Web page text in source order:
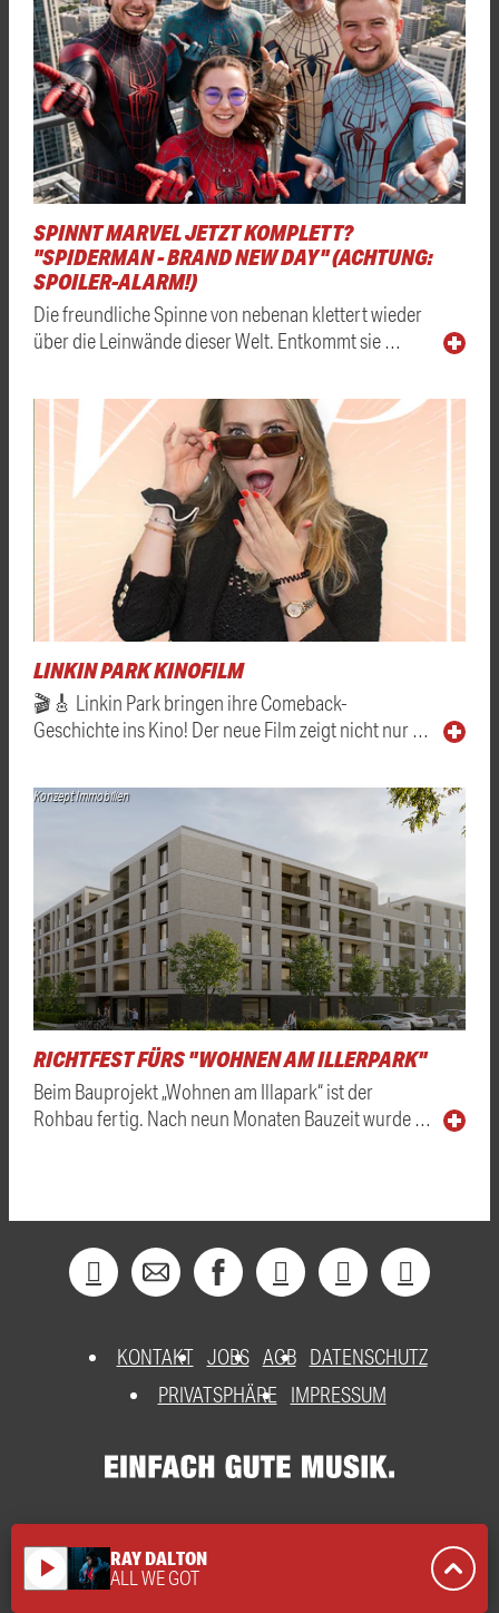
SPINNT MARVEL JETZT KOMPLETT?
"SPIDERMAN - BRAND NEW DAY" (ACHTUNG:
SPOILER-ALARM!)
Die freundliche Spinne von nebenan klettert wieder
über die Leinwände dieser Welt. Entkommt sie …
LINKIN PARK KINOFILM
🎬🎸 Linkin Park bringen ihre Comeback-
Geschichte ins Kino! Der neue Film zeigt nicht nur …
Konzept Immobilien
RICHTFEST FÜRS "WOHNEN AM ILLERPARK"
Beim Bauprojekt „Wohnen am Illapark“ ist der
Rohbau fertig. Nach neun Monaten Bauzeit wurde …
KONTAKT JOBS AGB DATENSCHUTZ
PRIVATSPHÄRE
IMPRESSUM
play_arrow RAY DALTON
ALL WE GOT